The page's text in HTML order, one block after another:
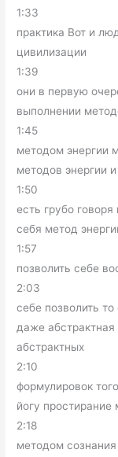
1:33
практика Вот и
цивилизации
1:39
они в первую
выполнении
1:45
методом энергии
методов энергии
1:50
есть грубо
себя метод
1:57
позволить себе
2:03
себе позволить то
даже
абстрактных
2:10
формулировок
йогу
2:18
методом